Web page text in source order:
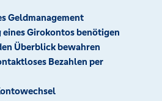
Geldmanagement
eines Girokontos benötigen
Überblick bewahren
Bezahlen per